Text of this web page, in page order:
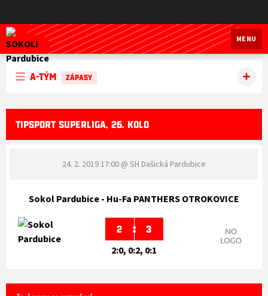
SOKOLI Pardubice
MENU
A-tým ZÁPASY
TIPSPORT SUPERLIGA, 26. KOLO
24. 2. 2019 17:00 @ SH Dašická Pardubice
Sokol Pardubice - Hu-Fa PANTHERS OTROKOVICE
2 : 3
2:0, 0:2, 0:1